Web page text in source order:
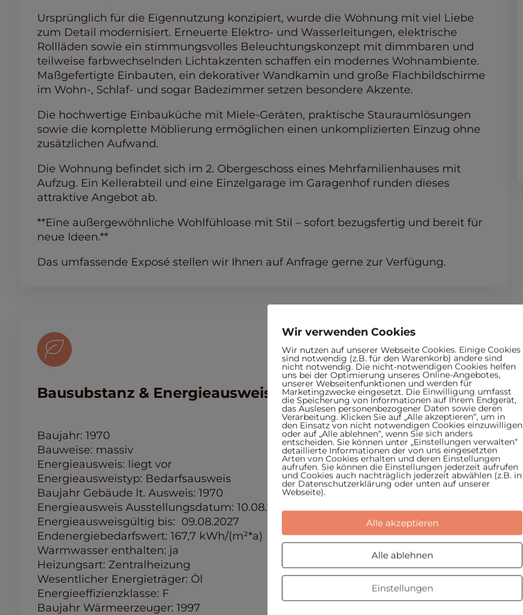
Ursprünglich für die Eigennutzung konzipiert, wurde die Wohnung mit viel Liebe
zum Detail modernisiert. Erneuerte Elektro- und Wasserleitungen, elektrische
Rollläden sowie ein stimmungsvolles Beleuchtungskonzept mit dimmbaren und
teilweise farbwechselnden Lichtakzenten schaffen ein modernes Wohnambiente.
Maßgefertigte Einbauten, ein dekorativer Wandkamin und große Flachbildschirme
im Wohn-, Schlaf- und sogar Badezimmer setzen besondere Akzente.
Die hochwertige Einbauküche mit Miele-Geräten, praktische Stauraumlösungen
sowie die komplette Möblierung ermöglichen einen unkomplizierten Einzug ohne
zusätzlichen Aufwand.
Die Wohnung befindet sich im 2. Obergeschoss eines Mehrfamilienhauses mit
Aufzug. Ein Kellerabteil und eine Einzelgarage im Garagenhof runden dieses
attraktive Angebot ab.
**Eine außergewöhnliche Wohlfühloase mit Stil – sofort bezugsfertig und bereit für
neue Ideen.**
Das umfassende Exposé stellen wir Ihnen auf Anfrage gerne zur Verfügung.
Bausubstanz & Energieausweis
Baujahr: 1970
Bauweise: massiv
Energieausweis: liegt vor
Energieausweistyp: Bedarfsausweis
Baujahr Gebäude lt. Ausweis: 1970
Energieausweis Ausstellungsdatum: 10.08.2017
Energieausweisgültig bis: 09.08.2027
Endenergiebedarfswert: 167,7 kWh/(m²*a)
Warmwasser enthalten: ja
Heizungsart: Zentralheizung
Wesentlicher Energieträger: Öl
Energieeffizienzklasse: F
Baujahr Wärmeerzeuger: 1997
Wir verwenden Cookies
Wir nutzen auf unserer Webseite Cookies. Einige Cookies
sind notwendig (z.B. für den Warenkorb) andere sind
nicht notwendig. Die nicht-notwendigen Cookies helfen
uns bei der Optimierung unseres Online-Angebotes,
unserer Webseitenfunktionen und werden für
Marketingzwecke eingesetzt. Die Einwilligung umfasst
die Speicherung von Informationen auf Ihrem Endgerät,
das Auslesen personenbezogener Daten sowie deren
Verarbeitung. Klicken Sie auf „Alle akzeptieren“, um in
den Einsatz von nicht notwendigen Cookies einzuwilligen
oder auf „Alle ablehnen“, wenn Sie sich anders
entscheiden. Sie können unter „Einstellungen verwalten“
detaillierte Informationen der von uns eingesetzten
Arten von Cookies erhalten und deren Einstellungen
aufrufen. Sie können die Einstellungen jederzeit aufrufen
und Cookies auch nachträglich jederzeit abwählen (z.B. in
der Datenschutzerklärung oder unten auf unserer
Webseite).
Alle akzeptieren
Alle ablehnen
Einstellungen